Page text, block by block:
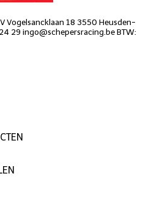
Vogelsancklaan 18 3550 Heusden-
29 ingo@schepersracing.beBTW: